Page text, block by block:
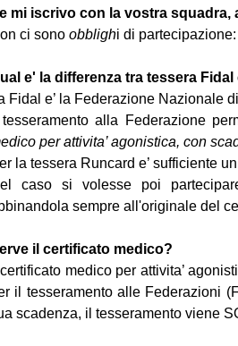
mi iscrivo con la vostra squadra,
ci sono obblighi di
e' la differenza tra tessera
Fidal e’ la Federazione Nazionale
tesseramento alla Federazione
per attivita’ agonistica, con
la tessera Runcard e’ sufficiente un
caso si volesse poi
sempre all'originale del
il certificato medico?
certificato medico per attivita’
il tesseramento alle Federazioni
scadenza, il tesseramento viene